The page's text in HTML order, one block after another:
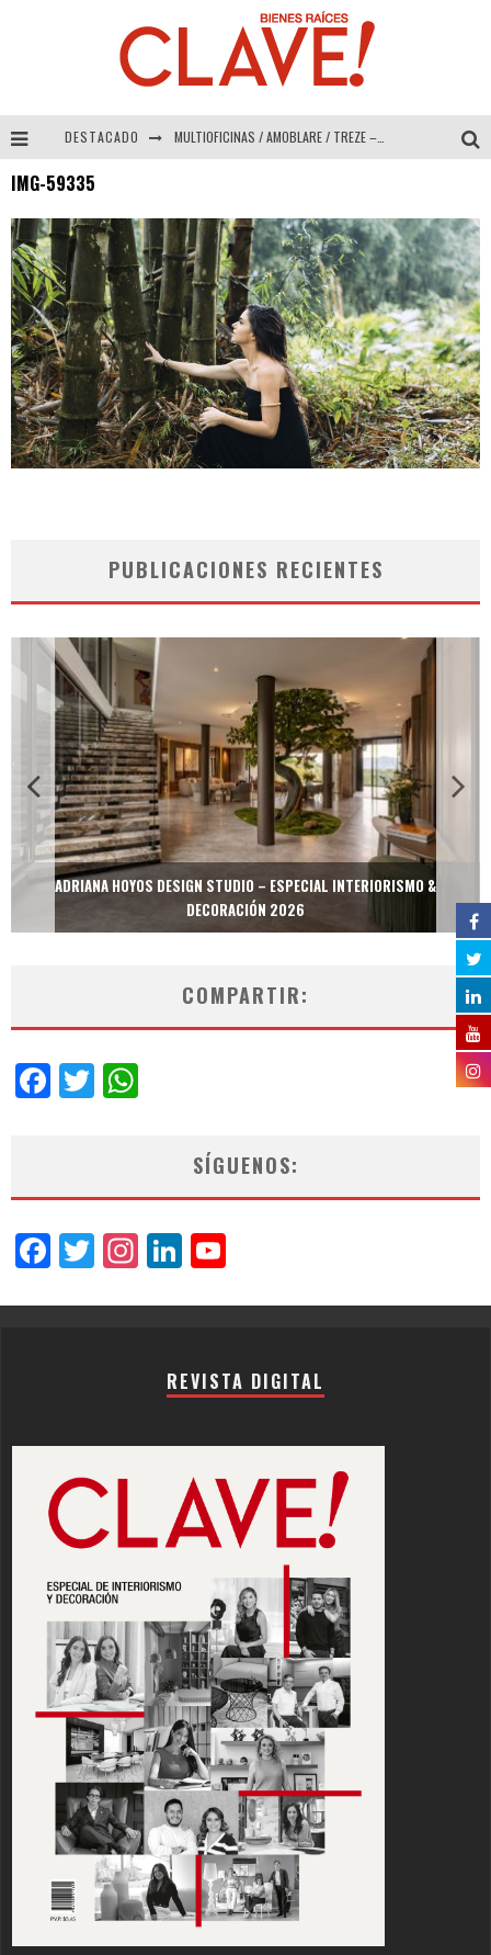
DESTACADO MULTIOFICINAS / AMOBLARE / TREZE – Especial Interiorismo & Decoración 2026
COLINEAL – Especial Interiorismo & Decoración 2026
ADRIANA HOYOS DESIGN STUDIO – Especial Interiorismo & Decoración 2026
IMG-59335
PUBLICACIONES RECIENTES
ADRIANA HOYOS DESIGN STUDIO – ESPECIAL INTERIORISMO &
DECORACIÓN 2026
COMPARTIR:
Facebook
Twitter
SÍGUENOS:
Facebook
Twitter
Instagram
LinkedIn
REVISTA DIGITAL